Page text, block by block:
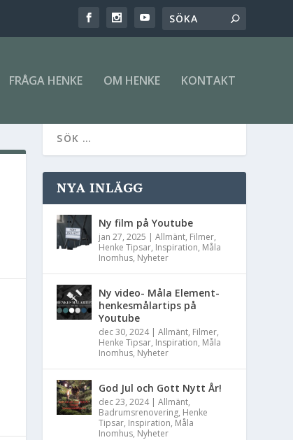
FRÅGA HENKE OM HENKE KONTAKT
NYA INLÄGG
Ny film på Youtube
jan 27, 2025 |Allmänt, Filmer,
Henke Tipsar, Inspiration, Måla
Inomhus, Nyheter
Ny video- Måla Element-
henkesmålartips på
Youtube
dec 30, 2024|Allmänt, Filmer,
Henke Tipsar, Inspiration, Måla
Inomhus, Nyheter
God Jul och Gott Nytt År!
dec 23, 2024|Allmänt,
Badrumsrenovering, Henke
Tipsar, Inspiration, Måla
Inomhus, Nyheter